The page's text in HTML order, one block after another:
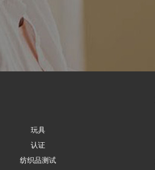
玩具
认证
纺织品测试